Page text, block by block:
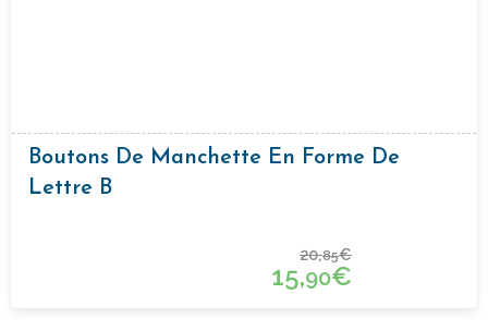
Boutons De Manchette En Forme De
Lettre B
20,85€
15,90€